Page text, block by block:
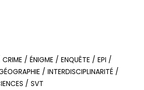
CRIME /ÉNIGME /ENQUÊTE /EPI /
/INTERDISCIPLINARITÉ /
/SVT